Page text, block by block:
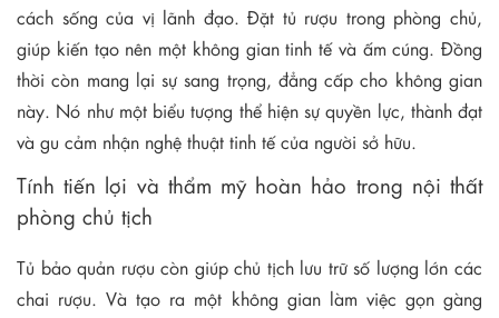
cách sống của vị lãnh đạo. Đặt tủ rượu trong phòng chủ,
giúp kiến tạo nên một không gian tinh tế và ấm cúng. Đồng
thời còn mang lại sự sang trọng, đẳng cấp cho không gian
này. Nó như một biểu tượng thể hiện sự quyền lực, thành đạt
và gu cảm nhận nghệ thuật tinh tế của người sở hữu.
Tính tiến lợi và thẩm mỹ hoàn hảo trong nội thất
phòng chủ tịch
Tủ bảo quản rượu còn giúp chủ tịch lưu trữ số lượng lớn các
chai rượu. Và tạo ra một không gian làm việc gọn gàng